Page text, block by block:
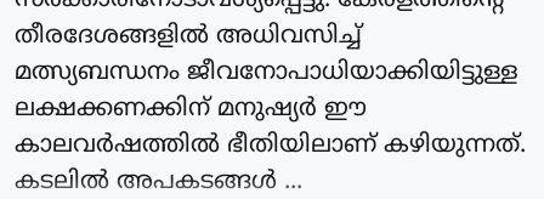
തീരദേശങ്ങളില്‍ അധിവസിച്ച്
മത്സ്യബന്ധനം ജീവനോപാധിയാക്കിയിട്ടുള്ള
ലക്ഷക്കണക്കിന് മനുഷ്യര്‍ ഈ
കാലവര്‍ഷത്തില്‍ ഭീതിയിലാണ് കഴിയുന്നത്.
കടലില്‍ അപകടങ്ങള്‍ ...